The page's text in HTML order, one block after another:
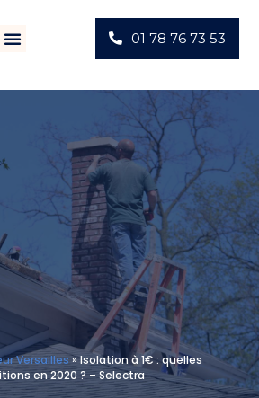
01 78 76 73 53
Versailles»Isolation à 1€ : quelles
en 2020 ? – Selectra